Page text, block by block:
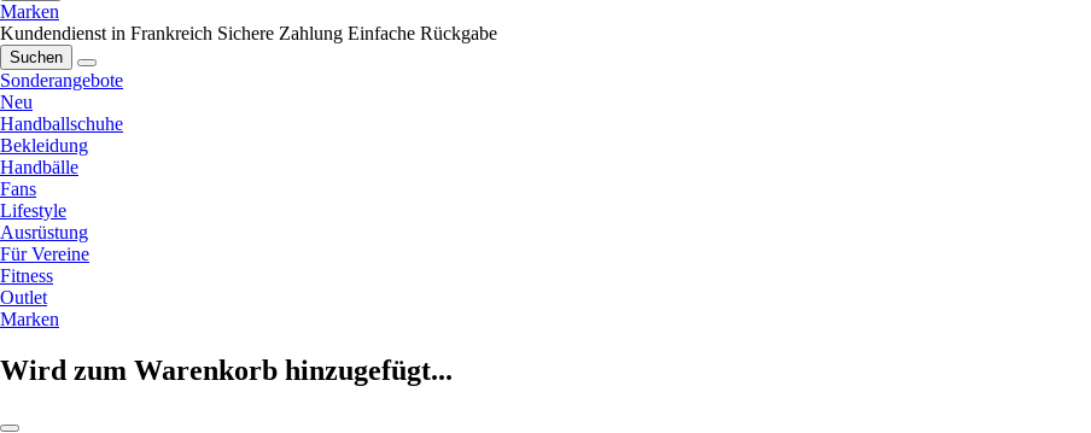
Marken
Kundendienst in Frankreich Sichere Zahlung Einfache Rückgabe
Suchen
Sonderangebote
Neu
Handballschuhe
Bekleidung
Handbälle
Fans
Lifestyle
Ausrüstung
Für Vereine
Fitness
Outlet
Marken
Wird zum Warenkorb hinzugefügt...